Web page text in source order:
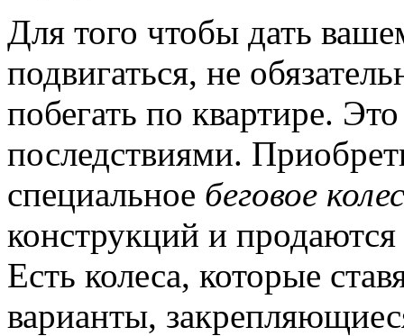
Для того чтобы дать
подвигаться, не
побегать по квартире.
последствиями.
специальное беговое
конструкций и
Есть колеса, которые
варианты,